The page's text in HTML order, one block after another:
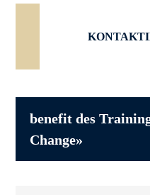
benefit des
Change»